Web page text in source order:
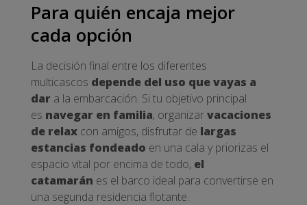
Para quién encaja mejor
cada opción
La decisión final entre los diferentes
multicascos depende del uso que vayas a
dar a la embarcación. Si tu objetivo principal
es navegar en familia, organizarvacaciones
de relax con amigos, disfrutar de largas
estancias fondeado en una cala y priorizas el
espacio vital por encima de todo, el
catamarán es el barco ideal para convertirse en
una segunda residencia flotante.